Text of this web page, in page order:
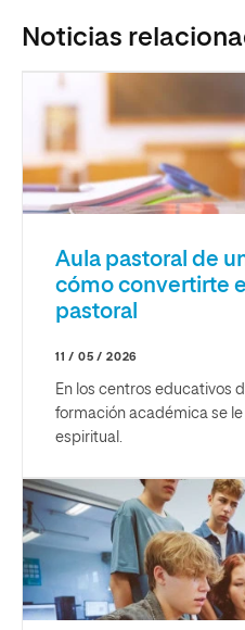
Noticias
Aula pastoral de
cómo convertirte
pastoral
11 / 05 / 2026
En los centros educativos
formación académica se
espiritual.